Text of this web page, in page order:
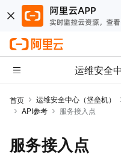
运维安全
首页 运维安全中心（堡垒机）
API参考
服务接入点
服务接入点